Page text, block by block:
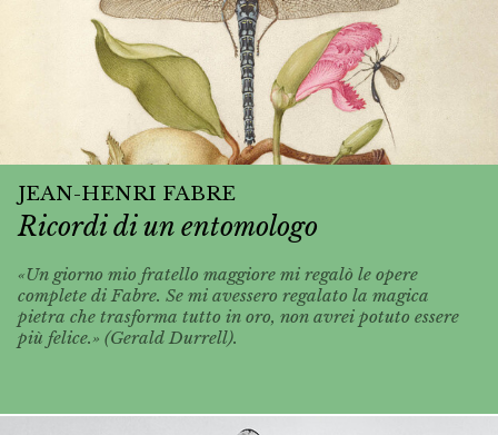
JEAN-HENRI FABRE
Ricordi di un entomologo
«Un giorno mio fratello maggiore mi regalò le opere
complete di Fabre. Se mi avessero regalato la magica
pietra che trasforma tutto in oro, non avrei potuto essere
più felice.» (Gerald Durrell).